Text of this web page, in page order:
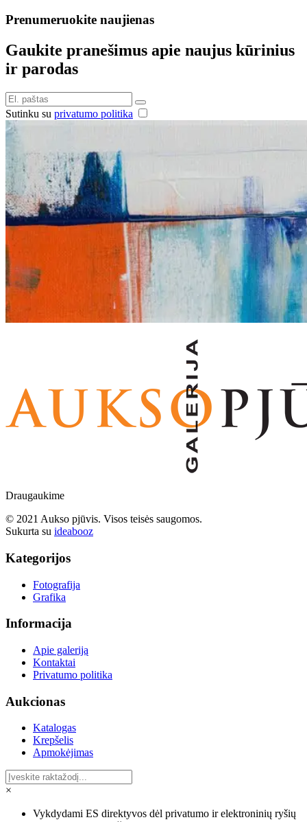
Prenumeruokite naujienas
Gaukite pranešimus apie naujus kūrinius
ir parodas
Sutinku su privatumo politika
Draugaukime
© 2021 Aukso pjūvis. Visos teisės saugomos.
Sukurta su ideabooz
Kategorijos
Fotografija
Grafika
Informacija
Apie galeriją
Kontaktai
Privatumo politika
Aukcionas
Katalogas
Krepšelis
Apmokėjimas
×
Vykdydami ES direktyvos dėl privatumo ir elektroninių ryšių